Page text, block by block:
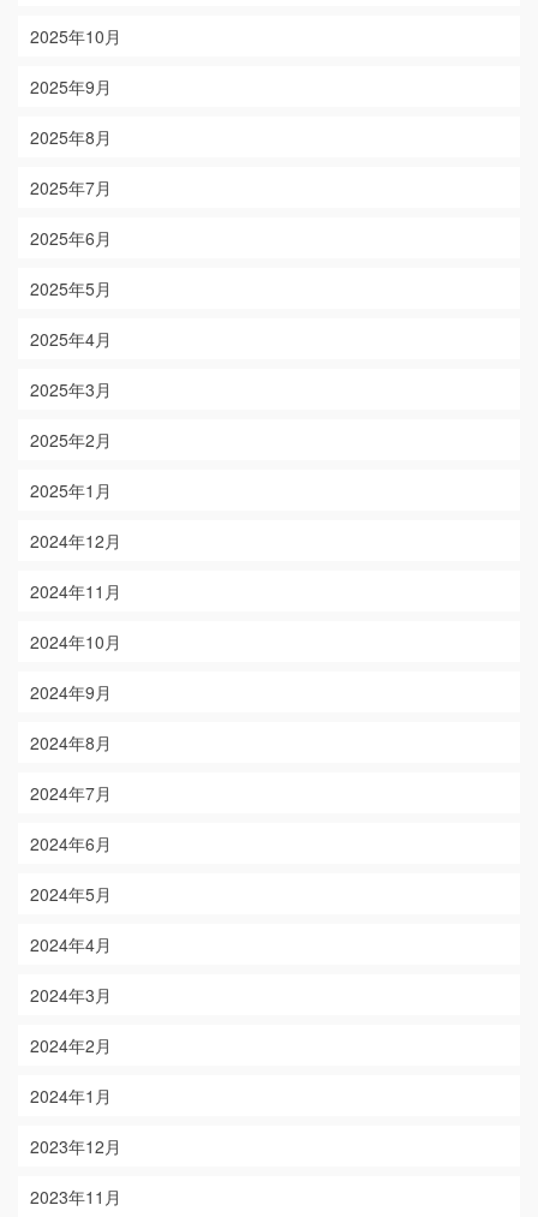
2025年10月
2025年9月
2025年8月
2025年7月
2025年6月
2025年5月
2025年4月
2025年3月
2025年2月
2025年1月
2024年12月
2024年11月
2024年10月
2024年9月
2024年8月
2024年7月
2024年6月
2024年5月
2024年4月
2024年3月
2024年2月
2024年1月
2023年12月
2023年11月